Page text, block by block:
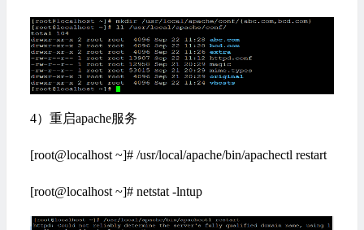
<VirtualHost *:80>
ServerAdmin bcd@qq.com
DocumentRoot "/usr/local/apache/conf/vhsots"
ServerName www.bcd.com
CustomLog "logs/bcd_com_access.log" common
AllowOverride All
Order allow,deny
Allow from all
4）重启apache服务
[root@localhost ~]# /usr/local/apache/bin/apachectl restart
[root@localhost ~]# netstat -lntup